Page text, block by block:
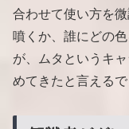
合わせて使い方を
噴くか、誰にどの
が、ムタというキ
めてきたと言えるで